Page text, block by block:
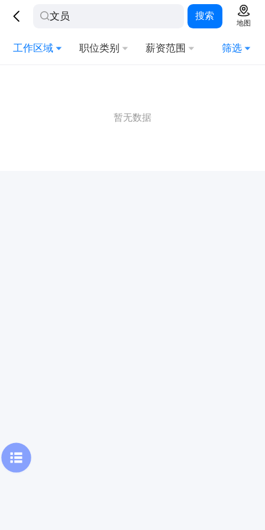
搜索
地图
工作区域 职位类别 薪资范围 筛选
暂无数据